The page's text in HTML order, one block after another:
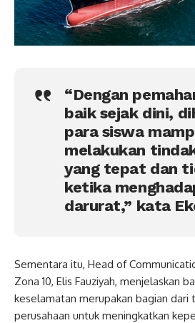
“Dengan
baik sejak dini,
para siswa
melakukan
yang tepat dan
ketika
darurat,” kata
Sementara itu, Head of
Zona 10, Elis Fauziyah, menjelaskan
keselamatan merupakan bagian dari
perusahaan untuk meningkatkan